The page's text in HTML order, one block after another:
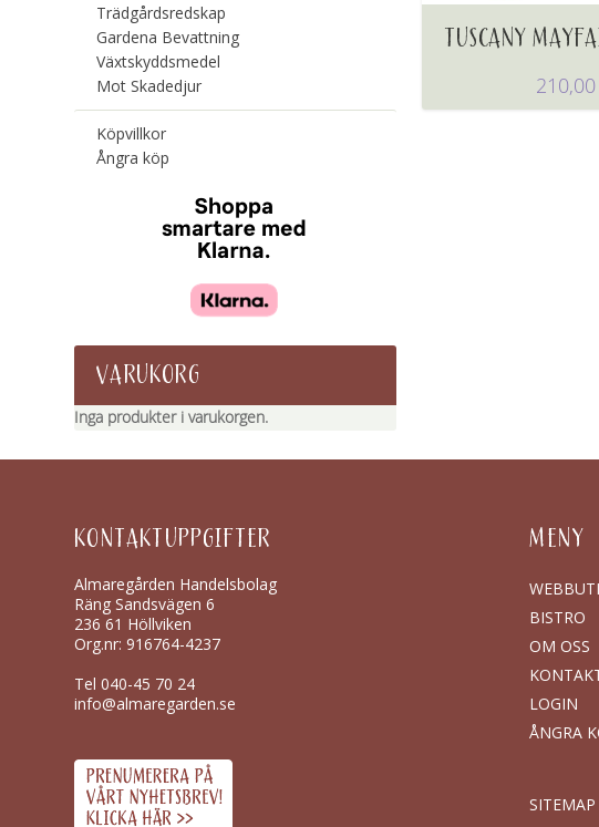
TUSCANY
210,00
Trädgårdsredskap
Gardena Bevattning
Växtskyddsmedel
Mot Skadedjur
Köpvillkor
Ångra köp
VARUKORG
Inga produkter i varukorgen.
KONTAKTUPPGIFTER
Almaregården Handelsbolag
Räng Sandsvägen 6
236 61 Höllviken
Org.nr: 916764-4237
Tel040-45 70 24
info@almaregarden.se
MENY
BISTRO
OM OSS
LOGIN
ÅNGRA
SITEMAP